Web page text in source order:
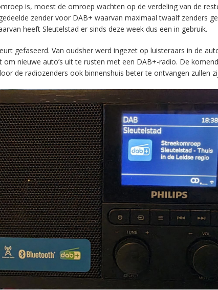
is, moest de omroep wachten op de verdeling van de
zender voor DAB+ waarvan maximaal twaalf zenders
heeft Sleutelstad er sinds deze week dus een in gebruik.
gefaseerd. Van oudsher werd ingezet op luisteraars in de
om nieuwe auto’s uit te rusten met een DAB+-radio. De
de radiozenders ook binnenshuis beter te ontvangen zullen